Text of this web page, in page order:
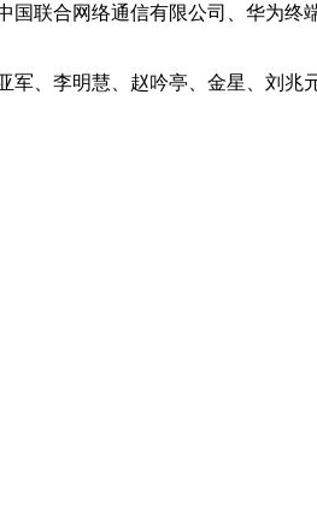
联合网络通信有限公司、华为终
、李明慧、赵吟亭、金星、刘兆